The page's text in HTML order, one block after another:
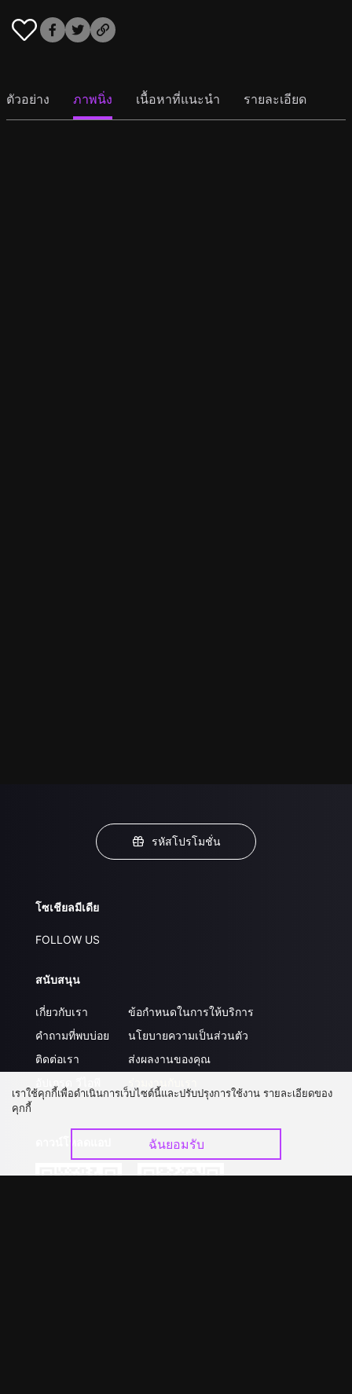
ตัวอย่าง ภาพนิ่ง เนื้อหาที่แนะนำ รายละเอียด
รหัสโปรโมชั่น
โซเชียลมีเดีย
FOLLOW US
สนับสนุน
เกี่ยวกับเรา
คำถามที่พบบ่อย
ติดต่อเรา
ข้อกำหนดในการให้บริการ
นโยบายความเป็นส่วนตัว
ส่งผลงานของคุณ
เราใช้คุกกี้เพื่อดำเนินการเว็บไซต์นี้และปรับปรุงการใช้งาน รายละเอียดของ
คุกกี้
ฉันยอมรับ